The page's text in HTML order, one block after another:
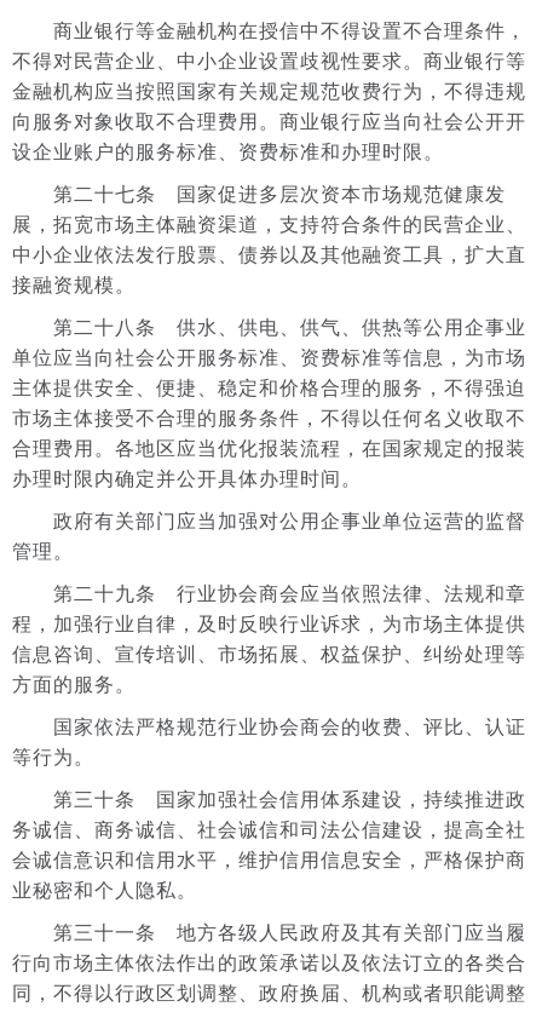
商业银行等金融机构在授信中不得设置不合理条件，
不得对民营企业、中小企业设置歧视性要求。商业银行等
金融机构应当按照国家有关规定规范收费行为，不得违规
向服务对象收取不合理费用。商业银行应当向社会公开开
设企业账户的服务标准、资费标准和办理时限。
第二十七条 国家促进多层次资本市场规范健康发
展，拓宽市场主体融资渠道，支持符合条件的民营企业、
中小企业依法发行股票、债券以及其他融资工具，扩大直
接融资规模。
第二十八条 供水、供电、供气、供热等公用企事业
单位应当向社会公开服务标准、资费标准等信息，为市场
主体提供安全、便捷、稳定和价格合理的服务，不得强迫
市场主体接受不合理的服务条件，不得以任何名义收取不
合理费用。各地区应当优化报装流程，在国家规定的报装
办理时限内确定并公开具体办理时间。
政府有关部门应当加强对公用企事业单位运营的监督
管理。
第二十九条 行业协会商会应当依照法律、法规和章
程，加强行业自律，及时反映行业诉求，为市场主体提供
信息咨询、宣传培训、市场拓展、权益保护、纠纷处理等
方面的服务。
国家依法严格规范行业协会商会的收费、评比、认证
等行为。
第三十条 国家加强社会信用体系建设，持续推进政
务诚信、商务诚信、社会诚信和司法公信建设，提高全社
会诚信意识和信用水平，维护信用信息安全，严格保护商
业秘密和个人隐私。
第三十一条 地方各级人民政府及其有关部门应当履
行向市场主体依法作出的政策承诺以及依法订立的各类合
同，不得以行政区划调整、政府换届、机构或者职能调整